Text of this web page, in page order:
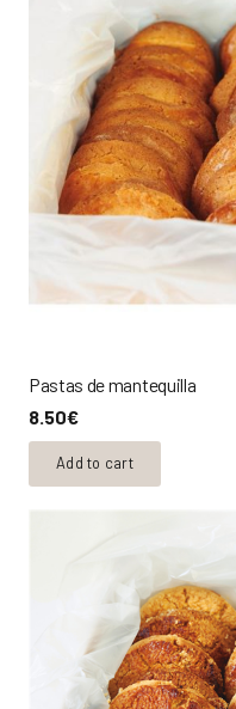
Pastas de mantequilla
8.50€
Add to cart